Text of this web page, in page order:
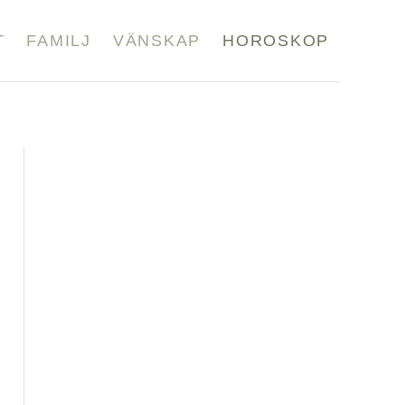
FAMILJ VÄNSKAP HOROSKOP